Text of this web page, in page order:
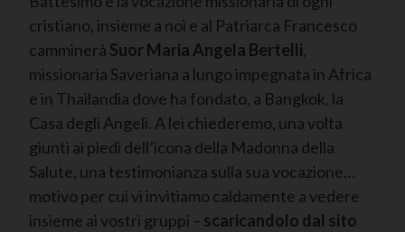
cristiano, insieme a noi e al Patriarca Francesco
camminerà Suor Maria Angela Bertelli,
missionaria Saveriana a lungo impegnata in Africa
e in Thailandia dove ha fondato, a Bangkok, la
Casa degli Angeli. A lei chiederemo, una volta
giunti ai piedi dell’icona della Madonna della
Salute, una testimonianza sulla sua vocazione…
motivo per cui vi invitiamo caldamente a vedere
insieme ai vostri gruppi – scaricandolo dal sito